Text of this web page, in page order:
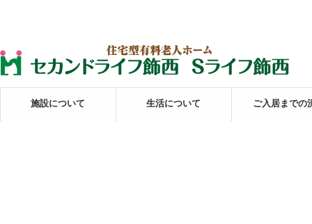
施設について 生活について ご入居までの